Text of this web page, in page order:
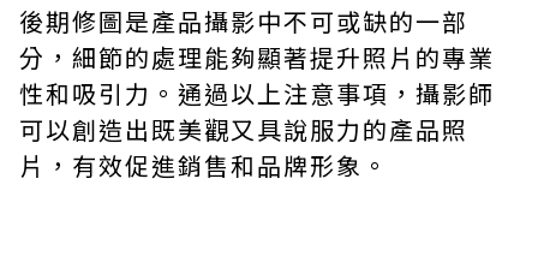
後期修圖是產品攝影中不可或缺的一部
分，細節的處理能夠顯著提升照片的專業
性和吸引力。通過以上注意事項，攝影師
可以創造出既美觀又具說服力的產品照
片，有效促進銷售和品牌形象。